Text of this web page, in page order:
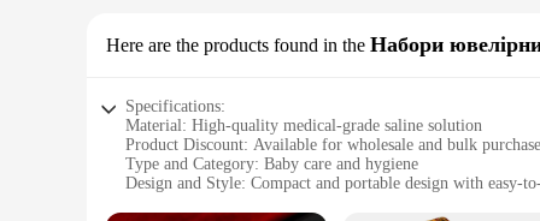
Here are the products found in the Набори
Specifications:
Material: High-quality medical-grade saline solution
Product Discount: Available for wholesale and bulk
Type and Category: Baby care and hygiene
Design and Style: Compact and portable design with easy-